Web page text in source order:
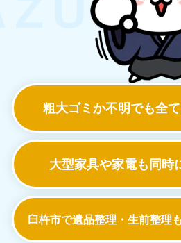
粗大ゴミか不明でも全
大型家具や家電も同時
臼杵市で遺品整理・生前整理も